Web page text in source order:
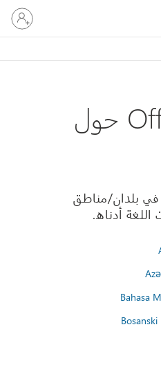
تسجيل
الدخول
إلى
Office.com حول
يتوفر Office.com في بلدان/مناطق
أدناه.
Bahasa